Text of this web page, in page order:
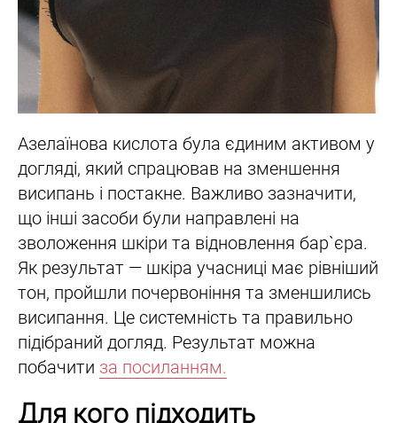
Азелаїнова кислота була єдиним активом у
догляді, який спрацював на зменшення
висипань і постакне. Важливо зазначити,
що інші засоби були направлені на
зволоження шкіри та відновлення бар`єра.
Як результат — шкіра учасниці має рівніший
тон, пройшли почервоніння та зменшились
висипання. Це системність та правильно
підібраний догляд. Результат можна
побачити за посиланням.
Для кого підходить